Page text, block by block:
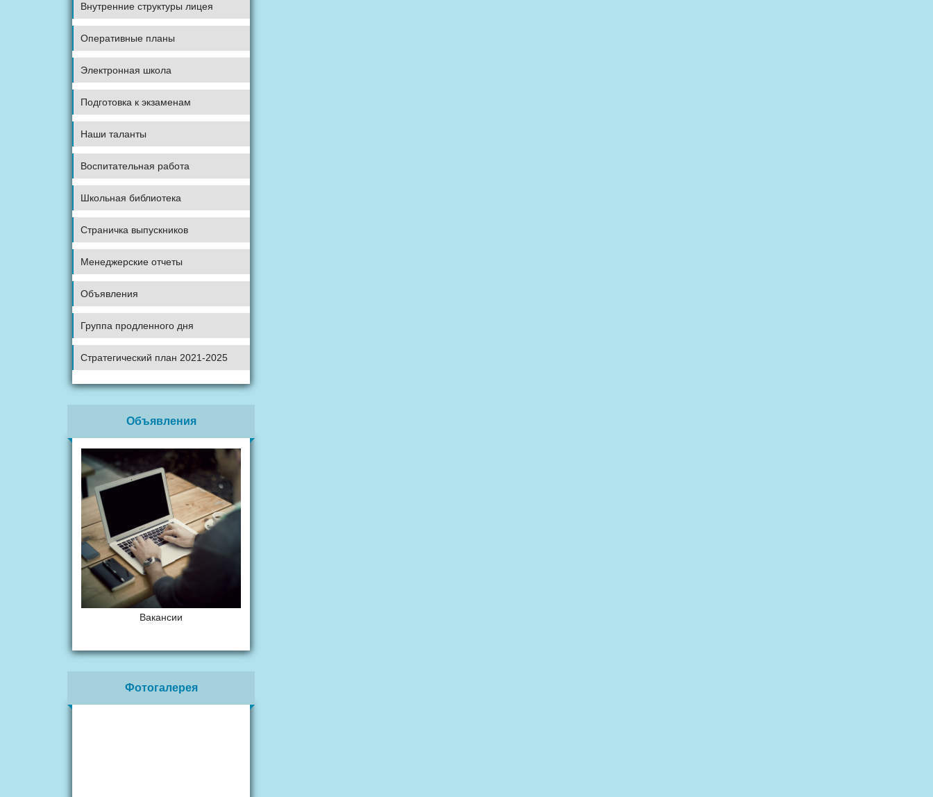
Внутренние структуры лицея
Оперативные планы
Электронная школа
Подготовка к экзаменам
Наши таланты
Воспитательная работа
Школьная библиотека
Страничка выпускников
Менеджерские отчеты
Объявления
Группа продленного дня
Стратегический план 2021-2025
Объявления
Вакансии
Фотогалерея